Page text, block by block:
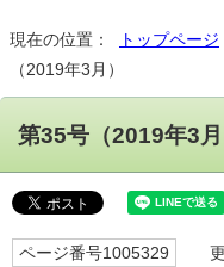
現在の位置： トップページ
（2019年3月）
第35号（2019年3月
ページ番号1005329 更